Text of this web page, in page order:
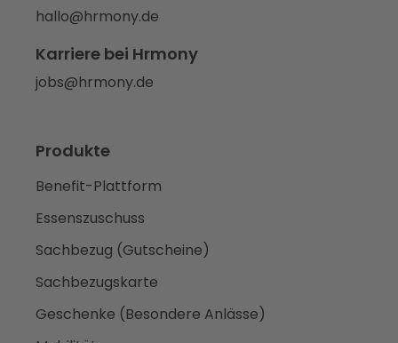
hallo@hrmony.de
Karriere bei Hrmony
jobs@hrmony.de
Produkte
Benefit-Plattform
Essenszuschuss
Sachbezug (Gutscheine)
Sachbezugskarte
Geschenke (Besondere Anlässe)